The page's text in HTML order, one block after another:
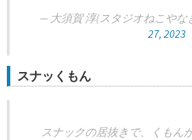
— 大須賀 淳(スタジオねこやな
27, 2023
スナッくもん
スナックの居抜きで、くもん